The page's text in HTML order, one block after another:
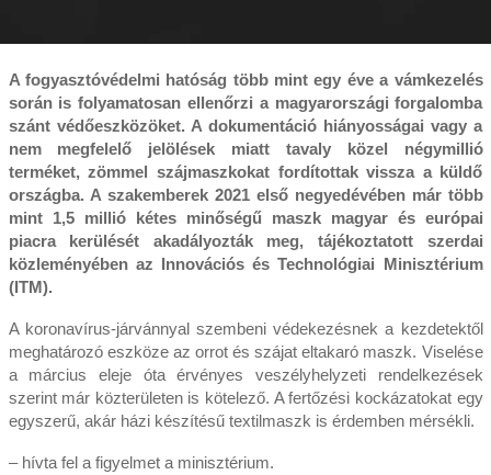
A fogyasztóvédelmi hatóság több mint egy éve a vámkezelés
során is folyamatosan ellenőrzi a magyarországi forgalomba
szánt védőeszközöket. A dokumentáció hiányosságai vagy a
nem megfelelő jelölések miatt tavaly közel négymillió
terméket, zömmel szájmaszkokat fordítottak vissza a küldő
országba. A szakemberek 2021 első negyedévében már több
mint 1,5 millió kétes minőségű maszk magyar és európai
piacra kerülését akadályozták meg, tájékoztatott szerdai
közleményében az Innovációs és Technológiai Minisztérium
(ITM).
A koronavírus-járvánnyal szembeni védekezésnek a kezdetektől
meghatározó eszköze az orrot és szájat eltakaró maszk. Viselése
a március eleje óta érvényes veszélyhelyzeti rendelkezések
szerint már közterületen is kötelező. A fertőzési kockázatokat egy
egyszerű, akár házi készítésű textilmaszk is érdemben mérsékli.
– hívta fel a figyelmet a minisztérium.